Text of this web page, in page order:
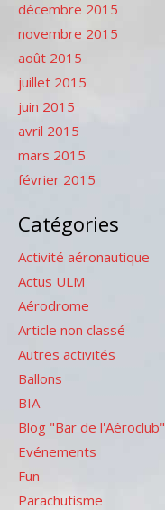
décembre 2015
novembre 2015
août 2015
juillet 2015
juin 2015
avril 2015
mars 2015
février 2015
Catégories
Activité aéronautique
Actus ULM
Aérodrome
Article non classé
Autres activités
Ballons
BIA
Blog "Bar de l'Aéroclub"
Evénements
Fun
Parachutisme